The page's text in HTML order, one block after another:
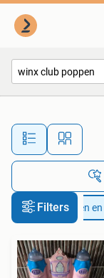
Filters
Kinderen